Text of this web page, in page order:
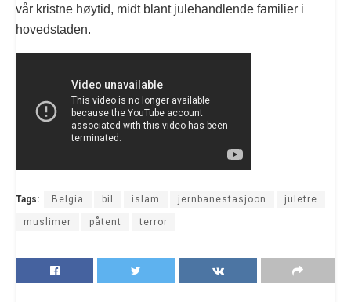
vår kristne høytid, midt blant julehandlende familier i
hovedstaden.
Tags: Belgia bil islam jernbanestasjoon juletre
muslimer påtent terror